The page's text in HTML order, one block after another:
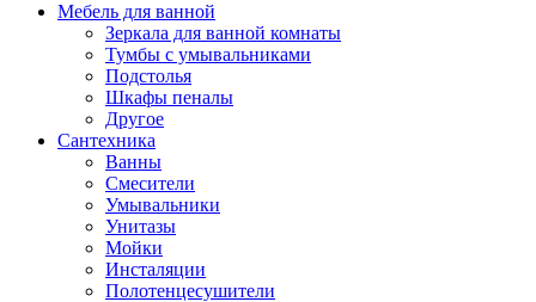
Мебель для ванной
Зеркала для ванной комнаты
Тумбы с умывальниками
Подстолья
Шкафы пеналы
Другое
Сантехника
Ванны
Смесители
Умывальники
Унитазы
Мойки
Инсталяции
Полотенцесушители